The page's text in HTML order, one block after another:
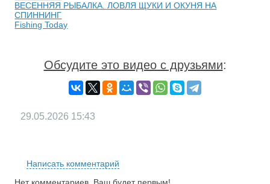
ВЕСЕННЯЯ РЫБАЛКА. ЛОВЛЯ ЩУКИ И ОКУНЯ НА
СПИННИНГ
Fishing Today
Обсудите это видео с друзьями:
29.05.2026 15:43
Написать комментарий